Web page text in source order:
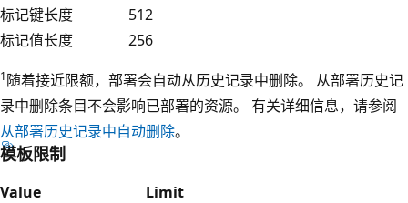
标记键长度
512
标记值长度
256
1随着接近限额，部署会自动从历史记录中删除。 从部署历史记
录中删除条目不会影响已部署的资源。 有关详细信息，请参阅
从部署历史记录中自动删除。
模板限制
Value
Limit